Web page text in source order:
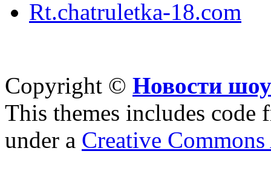
Rt.chatruletka-18.com
Copyright © Новости
This themes includes code
under a Creative